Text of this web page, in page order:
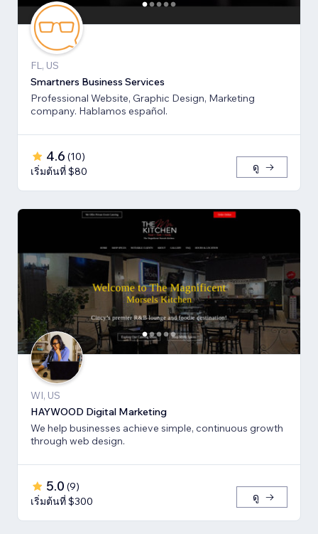
FL, US
Smartners Business Services
Professional Website, Graphic Design, Marketing
company. Hablamos español.
4.6 (10)
เริ่มต้นที่ $80
ดู
WI, US
HAYWOOD Digital Marketing
We help businesses achieve simple, continuous growth
through web design.
5.0 (9)
เริ่มต้นที่ $300
ดู